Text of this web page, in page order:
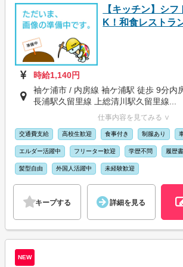
【キッチン】シ
K！和食レストラ
時給1,140円
袖ケ浦市 / 内房線 袖ケ浦駅 徒歩 9分内
長浦駅久留里線 上総清川駅久留里線...
仕事内容を見てみる ∨
交通費支給 高校生歓迎 食事付き 制服あり
エルダー活躍中 フリーター歓迎 学歴不問 履歴
髪型自由 外国人活躍中 未経験歓迎
キープする 詳細を見る
NEW